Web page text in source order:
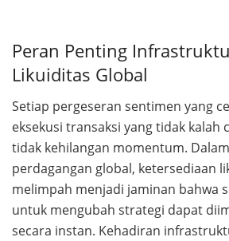
Peran Penting
Likuiditas Global
Setiap pergeseran sentimen yang
eksekusi transaksi yang tidak kalah
tidak kehilangan momentum.
perdagangan global, ketersediaan
melimpah menjadi jaminan bahwa
untuk mengubah strategi dapat
secara instan. Kehadiran